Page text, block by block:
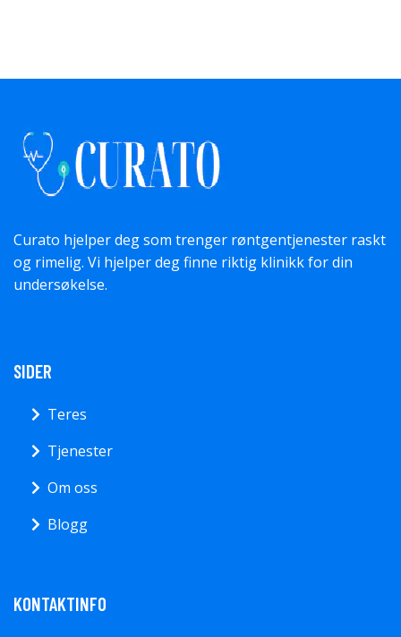
Curato hjelper deg som trenger røntgentjenester raskt
og rimelig. Vi hjelper deg finne riktig klinikk for din
undersøkelse.
SIDER
Teres
Tjenester
Om oss
Blogg
KONTAKTINFO